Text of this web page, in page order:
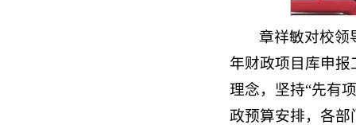
章祥敏对校领
年财政项目库申报
理念，坚持“先有
政预算安排，各部